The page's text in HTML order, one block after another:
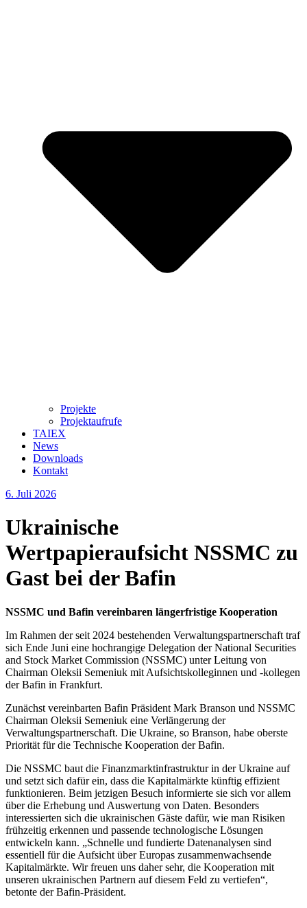
Projekte
Projektaufrufe
TAIEX
News
Downloads
Kontakt
6. Juli 2026
Ukrainische
Wertpapieraufsicht NSSMC zu
Gast bei der Bafin
NSSMC und Bafin vereinbaren längerfristige Kooperation
Im Rahmen der seit 2024 bestehenden Verwaltungspartnerschaft traf
sich Ende Juni eine hochrangige Delegation der National Securities
and Stock Market Commission (NSSMC) unter Leitung von
Chairman Oleksii Semeniuk mit Aufsichtskolleginnen und -kollegen
der Bafin in Frankfurt.
Zunächst vereinbarten Bafin Präsident Mark Branson und NSSMC
Chairman Oleksii Semeniuk eine Verlängerung der
Verwaltungspartnerschaft. Die Ukraine, so Branson, habe oberste
Priorität für die Technische Kooperation der Bafin.
Die NSSMC baut die Finanzmarktinfrastruktur in der Ukraine auf
und setzt sich dafür ein, dass die Kapitalmärkte künftig effizient
funktionieren. Beim jetzigen Besuch informierte sie sich vor allem
über die Erhebung und Auswertung von Daten. Besonders
interessierten sich die ukrainischen Gäste dafür, wie man Risiken
frühzeitig erkennen und passende technologische Lösungen
entwickeln kann. „Schnelle und fundierte Datenanalysen sind
essentiell für die Aufsicht über Europas zusammenwachsende
Kapitalmärkte. Wir freuen uns daher sehr, die Kooperation mit
unseren ukrainischen Partnern auf diesem Feld zu vertiefen“,
betonte der Bafin-Präsident.